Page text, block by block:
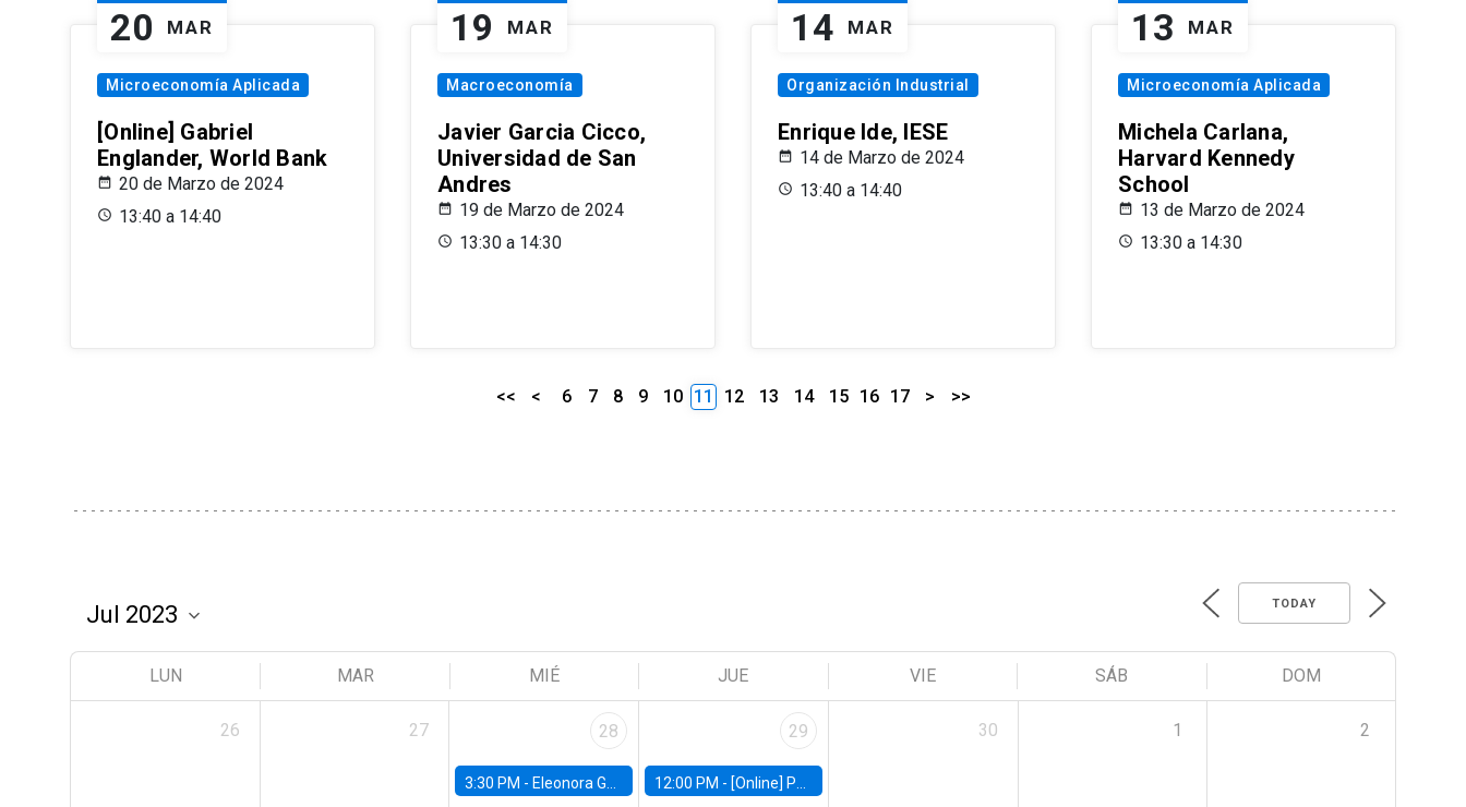
20 MAR
Microeconomía Aplicada
[Online] Gabriel
Englander, World Bank
20 de Marzo de 2024
13:40 a 14:40
19 MAR
Macroeconomía
Javier Garcia Cicco,
Universidad de San
Andres
19 de Marzo de 2024
13:30 a 14:30
14 MAR
Organización Industrial
Enrique Ide, IESE
14 de Marzo de 2024
13:40 a 14:40
13 MAR
Microeconomía Aplicada
Michela Carlana,
Harvard Kennedy
School
13 de Marzo de 2024
13:30 a 14:30
<< < 6 7 8 9 10 11 12 13 14 15 16 17 > >>
TODAY
LUN MAR MIÉ JUE VIE SÁB DOM
26 27 28
3:30 PM - Eleonora Guarnieri, Exeter University
29
12:00 PM - [Online] Pablo Slutzky, University of Maryland
30 1 2